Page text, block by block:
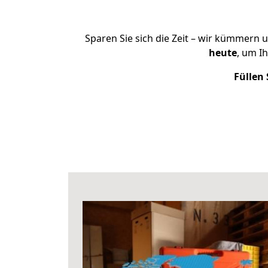
Sparen Sie sich die Zeit – wir
heute, um
Füllen